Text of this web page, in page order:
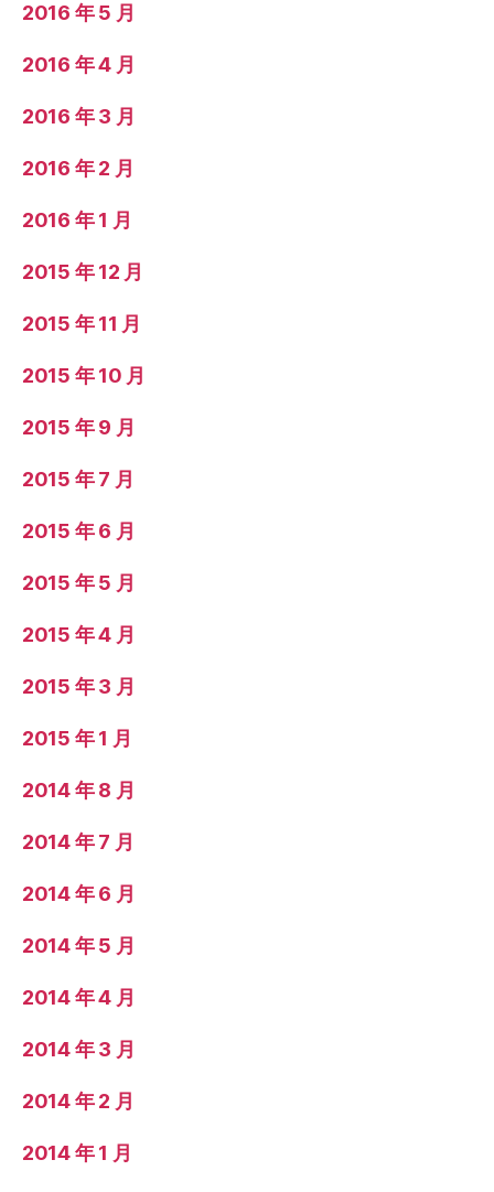
2016 年 5 月
2016 年 4 月
2016 年 3 月
2016 年 2 月
2016 年 1 月
2015 年 12 月
2015 年 11 月
2015 年 10 月
2015 年 9 月
2015 年 7 月
2015 年 6 月
2015 年 5 月
2015 年 4 月
2015 年 3 月
2015 年 1 月
2014 年 8 月
2014 年 7 月
2014 年 6 月
2014 年 5 月
2014 年 4 月
2014 年 3 月
2014 年 2 月
2014 年 1 月